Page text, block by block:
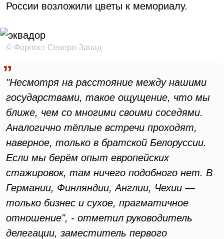
России возложили цветы к мемориалу.
© Форпост Северо-Запад
"Несмотря на расстояние между нашими
государствами, такое ощущение, что мы
ближе, чем со многими своими соседями.
Аналогично тёплые встречи проходят,
наверное, только в братской Белоруссии.
Если мы берём опыт европейских
стажировок, там ничего подобного нет. В
Германии, Финляндии, Англии, Чехии —
только бизнес и сухое, прагматичное
отношение", - отметил руководитель
делегации, заместитель первого